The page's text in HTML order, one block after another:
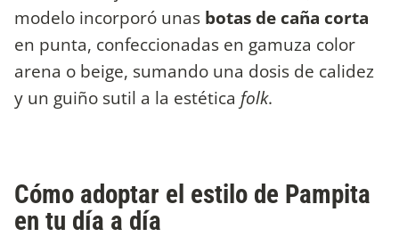
modelo incorporó unas botas de caña corta
en punta, confeccionadas en gamuza color
arena o beige, sumando una dosis de calidez
y un guiño sutil a la estética folk.
Cómo adoptar el estilo de Pampita
en tu día a día